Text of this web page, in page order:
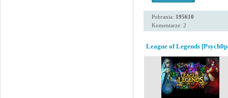
Pobrania: 195610
Komentarze: 2
League of Legends